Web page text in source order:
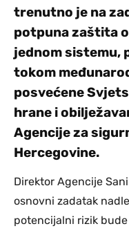
trenutno je na
potpuna zaštita
jednom sistemu,
tokom
posvećene
hrane i
Agencije za
Hercegovine.
Direktor Agencije
osnovni zadatak
potencijalni rizik